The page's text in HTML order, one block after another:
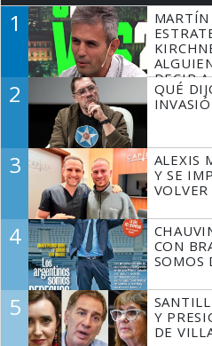
1
DECIR
TIENE
2
QUÉ
3
ALEXIS
Y SE
4
CON
SOMOS
5
Y
DE